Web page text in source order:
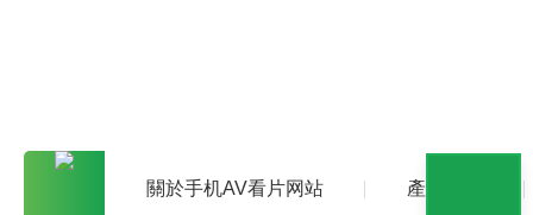
關於手机AV看片网站 產品中心